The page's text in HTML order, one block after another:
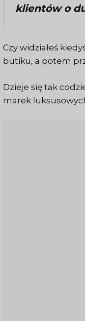
klientów o
Czy widziałeś
butiku, a potem
Dzieje się tak
marek